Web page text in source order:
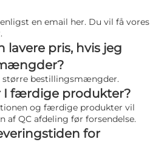
en email her. Du vil få vores
lavere pris, hvis jeg
større bestillingsmængder.
I færdige produkter?
og færdige produkter vil
af QC afdeling før forsendelse.
for